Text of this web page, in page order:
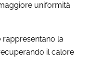
uniformità
rappresentano la
il calore